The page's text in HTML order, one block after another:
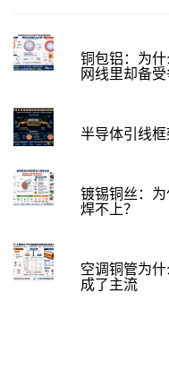
铜包铝：为
网线里却备受
半导体引线
镀锡铜丝：
焊不上？
空调铜管为
成了主流